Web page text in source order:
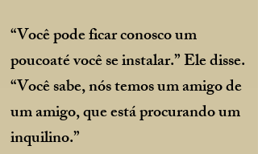
“Você pode ficar conosco um
poucoaté você se instalar.” Ele disse.
“Você sabe, nós temos um amigo de
um amigo, que está procurando um
inquilino.”